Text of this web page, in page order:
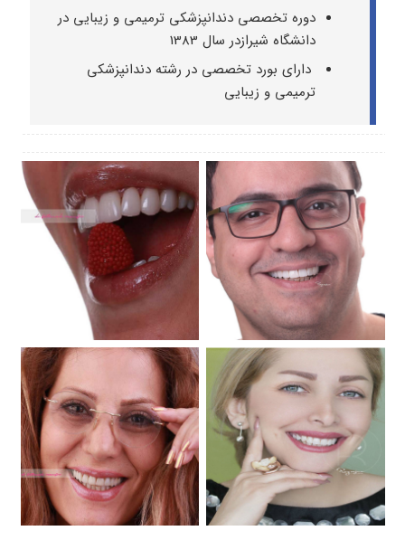
دوره تخصصی دندانپزشکی ترمیمی و زیبایی در
دانشگاه شیرازدر سال 1383
دارای بورد تخصصی در رشته دندانپزشکی
ترمیمی و زیبایی